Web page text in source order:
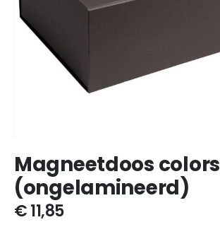
naar
het
begin
van
de
Magneetdoos colors
(ongelamineerd)
€ 11,85